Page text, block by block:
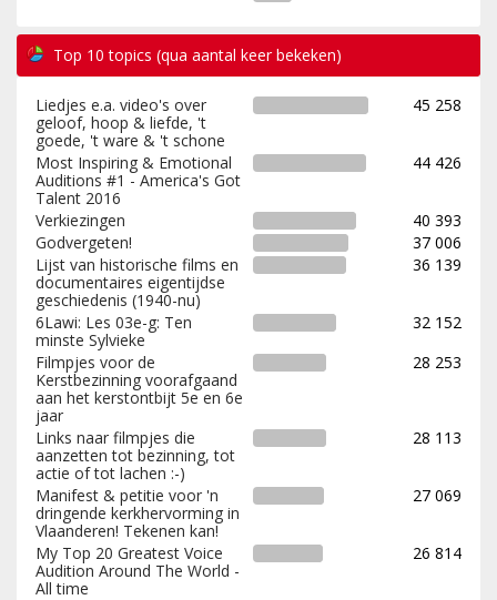
Top 10 topics (qua aantal keer bekeken)
Liedjes e.a. video's over
geloof, hoop & liefde, 't
goede, 't ware & 't schone
45 258
Most Inspiring & Emotional
Auditions #1 - America's Got
Talent 2016
44 426
Verkiezingen
40 393
Godvergeten!
37 006
Lijst van historische films en
documentaires eigentijdse
geschiedenis (1940-nu)
36 139
6Lawi: Les 03e-g: Ten
minste Sylvieke
32 152
Filmpjes voor de
Kerstbezinning voorafgaand
aan het kerstontbijt 5e en 6e
jaar
28 253
Links naar filmpjes die
aanzetten tot bezinning, tot
actie of tot lachen :-)
28 113
Manifest & petitie voor 'n
dringende kerkhervorming in
Vlaanderen! Tekenen kan!
27 069
My Top 20 Greatest Voice
Audition Around The World -
All time
26 814